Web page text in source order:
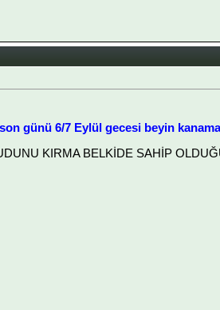
son günü 6/7 Eylül gecesi beyin
KIRMA BELKİDE SAHİP